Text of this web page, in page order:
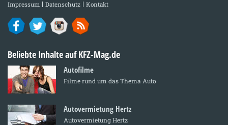
Impressum Datenschutz Kontakt
Beliebte Inhalte auf KFZ-Mag.de
Autofilme
Filme rund um das Thema Auto
Autovermietung Hertz
Autovermietung Hertz